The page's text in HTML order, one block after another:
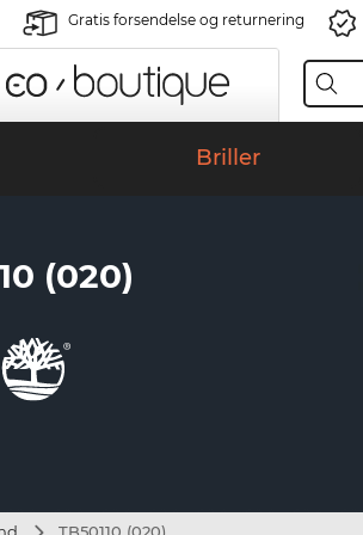
Gratis forsendelse og returnering
Briller
(020)